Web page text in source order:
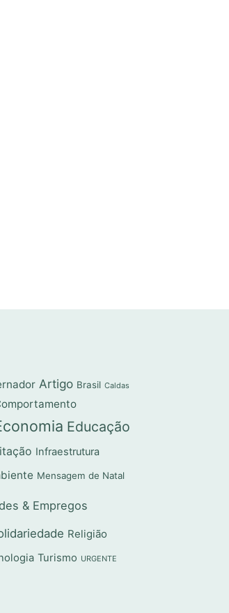
Artigo Brasil Caldas
Educação
Infraestrutura
Mensagem de Natal
& Empregos
Religião
Turismo URGENTE